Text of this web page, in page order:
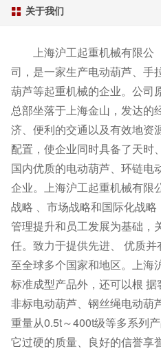
 关于我们
上海沪工起重机械有限公
司，是一家生产电动葫芦、手
葫芦等起重机械的企业。公司
总部坐落于上海金山，发达的
济、便利的交通以及有效地资
配置，使企业同时具备了天时
国内优质的电动葫芦、环链电
企业。上海沪工起重机械有限
战略 、市场战略和国际化战略
管理提升和员工发展为基础，
任。致力于提供先进、 优质
至全球多个国家和地区。上海
标准成型产品外，还可以根
非标电动葫芦、钢丝绳电动葫
重量从0.5t～400t级等多系列
它过硬的质量、良好的信誉享